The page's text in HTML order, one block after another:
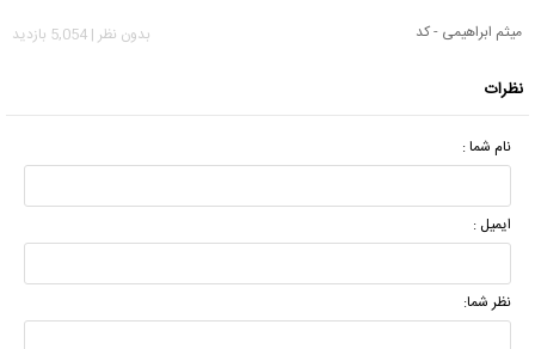
میثم ابراهیمی - کد
بدون نظر | 5,054 بازدید
نظرات
نام شما :
ایمیل :
نظر شما: